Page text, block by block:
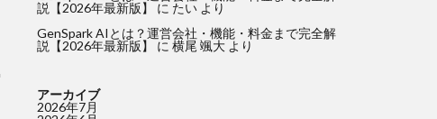
説【2026年最新版】
に たい より
GenSpark AIとは？運営会社・機能・料金まで完全解
説【2026年最新版】
に 横尾 颯大 より
アーカイブ
2026年7月